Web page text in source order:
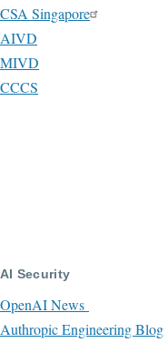
CSA Singapore
AIVD
MIVD
CCCS
AI Security
OpenAI News
Authropic Engineering Blog